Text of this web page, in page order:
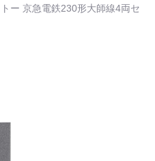
京急電鉄230形大師線4両セ